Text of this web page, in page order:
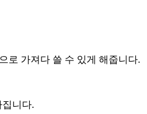
로 가져다 쓸 수 있게 해줍니다.
니다.